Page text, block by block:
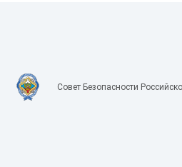
Совет Безопасности